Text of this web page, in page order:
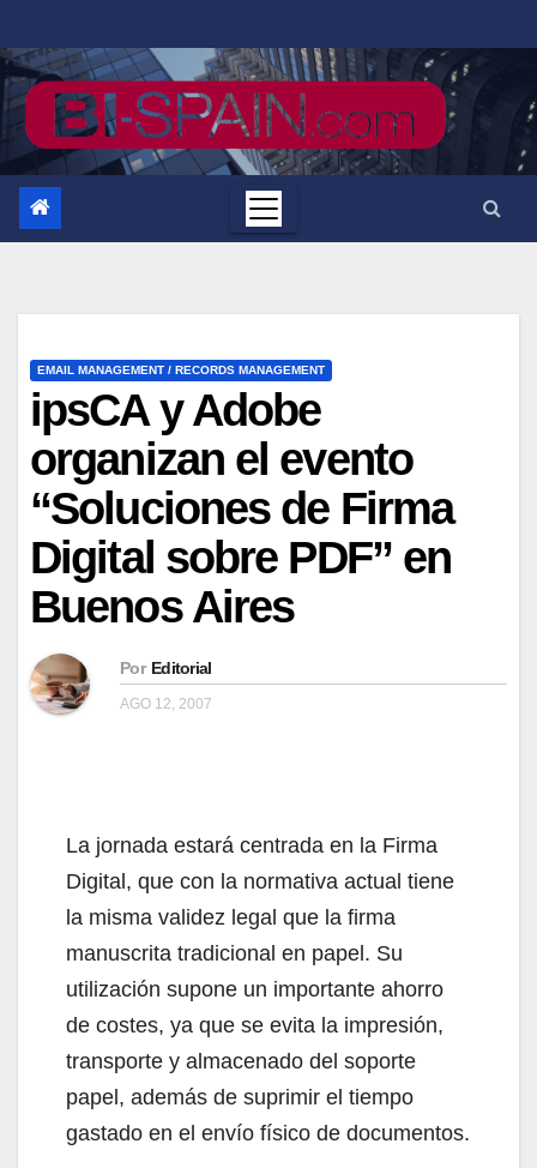
al
contenido
EMAIL MANAGEMENT / RECORDS MANAGEMENT
ipsCA y Adobe
organizan el evento
“Soluciones de Firma
Digital sobre PDF” en
Buenos Aires
Por Editorial
AGO 12, 2007
La jornada estará centrada en la Firma
Digital, que con la normativa actual tiene
la misma validez legal que la firma
manuscrita tradicional en papel. Su
utilización supone un importante ahorro
de costes, ya que se evita la impresión,
transporte y almacenado del soporte
papel, además de suprimir el tiempo
gastado en el envío físico de documentos.